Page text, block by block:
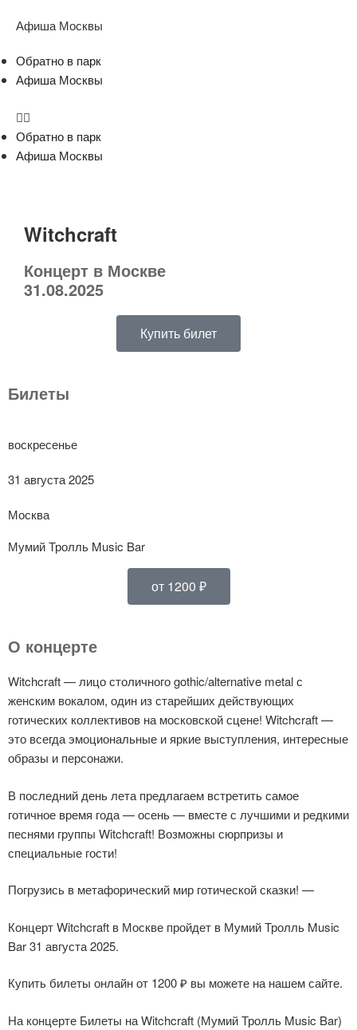
Афиша Москвы
Обратно в парк
Афиша Москвы
Обратно в парк
Афиша Москвы
Witchcraft
Концерт в Москве
31.08.2025
Купить билет
Билеты
воскресенье
31 августа 2025
Москва
Мумий Тролль Music Bar
от 1200 ₽
О концерте
Witchcraft — лицо столичного gothic/alternative metal с
женским вокалом, один из старейших действующих
готических коллективов на московской сцене! Witchcraft —
это всегда эмоциональные и яркие выступления, интересные
образы и персонажи.
В последний день лета предлагаем встретить самое
готичное время года — осень — вместе с лучшими и редкими
песнями группы Witchcraft! Возможны сюрпризы и
специальные гости!
Погрузись в метафорический мир готической сказки! —
Концерт Witchcraft в Москве пройдет в Мумий Тролль Music
Bar 31 августа 2025.
Купить билеты онлайн от 1200 ₽ вы можете на нашем сайте.
На концерте Билеты на Witchcraft (Мумий Тролль Music Bar)